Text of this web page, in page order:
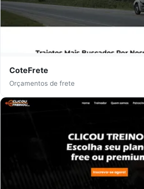
CoteFrete
Orçamentos de frete